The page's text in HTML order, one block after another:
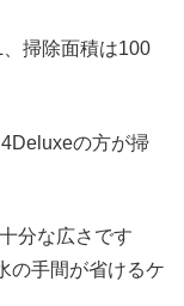
掃除面積は100
の方が掃
分な広さです
の手間が省けるケ